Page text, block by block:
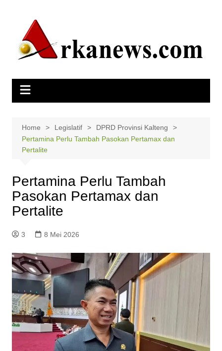
Home Legislatif
DPRD Provinsi Kalteng
Pertamina Perlu Tambah Pasokan Pertamax dan
Pertalite
Pertamina Perlu Tambah
Pasokan Pertamax dan
Pertalite
3 8 Mei 2026